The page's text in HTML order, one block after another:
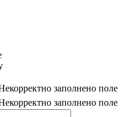
заполнено поле
заполнено поле